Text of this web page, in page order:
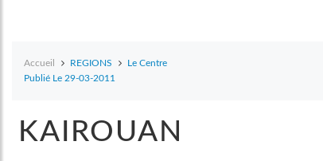
Accueil REGIONS
Le Centre
Publié Le 29-03-2011
KAIROUAN